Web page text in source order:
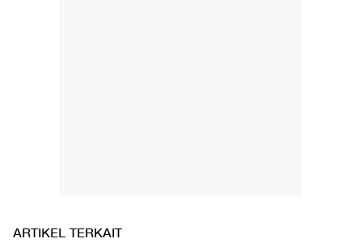
ARTIKEL TERKAIT